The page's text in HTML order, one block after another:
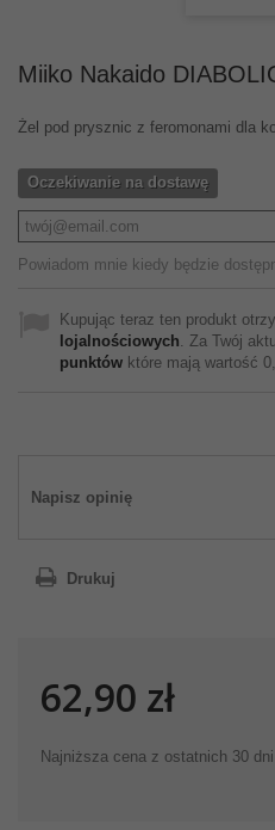
Miiko Nakaido
Żel pod prysznic z feromonami dla
Oczekiwanie na dostawę
Powiadom mnie kiedy będzie
Kupując teraz ten produkt
lojalnościowych. Za Twój
punktów które mają wartość
Napisz opinię
Drukuj
62,90 zł
Najniższa cena z ostatnich 30 dni